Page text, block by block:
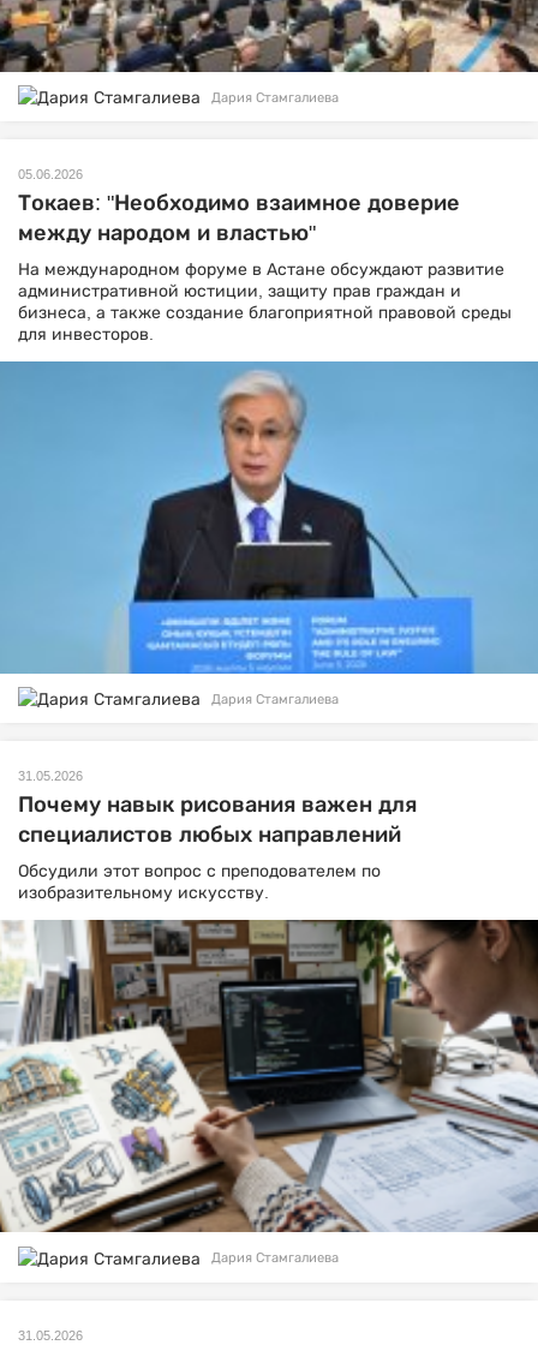
Дария Стамгалиева
05.06.2026
Токаев: "Необходимо взаимное доверие
между народом и властью"
На международном форуме в Астане обсуждают развитие
административной юстиции, защиту прав граждан и
бизнеса, а также создание благоприятной правовой среды
для инвесторов.
Дария Стамгалиева
31.05.2026
Почему навык рисования важен для
специалистов любых направлений
Обсудили этот вопрос с преподователем по
изобразительному искусству.
Дария Стамгалиева
31.05.2026